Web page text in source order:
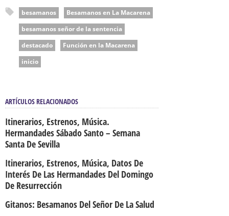
besamanos
Besamanos en La Macarena
besamanos señor de la sentencia
destacado
Función en la Macarena
inicio
ARTÍCULOS RELACIONADOS
Itinerarios, Estrenos, Música.
Hermandades Sábado Santo – Semana
Santa De Sevilla
Itinerarios, Estrenos, Música, Datos De
Interés De Las Hermandades Del Domingo
De Resurrección
Gitanos: Besamanos Del Señor De La Salud